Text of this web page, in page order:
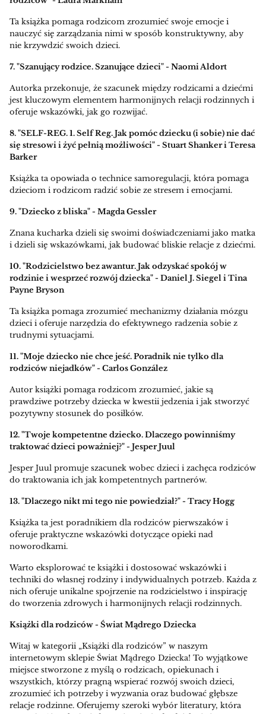
Ta książka pomaga rodzicom zrozumieć swoje emocje i
nauczyć się zarządzania nimi w sposób konstruktywny, aby
nie krzywdzić swoich dzieci.
7. "Szanujący rodzice. Szanujące dzieci" - Naomi Aldort
Autorka przekonuje, że szacunek między rodzicami a dziećmi
jest kluczowym elementem harmonijnych relacji rodzinnych i
oferuje wskazówki, jak go rozwijać.
8. "SELF-REG. 1. Self Reg. Jak pomóc dziecku (i sobie) nie dać
się stresowi i żyć pełnią możliwości" - Stuart Shanker i Teresa
Barker
Książka ta opowiada o technice samoregulacji, która pomaga
dzieciom i rodzicom radzić sobie ze stresem i emocjami.
9. "Dziecko z bliska" - Magda Gessler
Znana kucharka dzieli się swoimi doświadczeniami jako matka
i dzieli się wskazówkami, jak budować bliskie relacje z dziećmi.
10. "Rodzicielstwo bez awantur. Jak odzyskać spokój w
rodzinie i wesprzeć rozwój dziecka" - Daniel J. Siegel i Tina
Payne Bryson
Ta książka pomaga zrozumieć mechanizmy działania mózgu
dzieci i oferuje narzędzia do efektywnego radzenia sobie z
trudnymi sytuacjami.
11. "Moje dziecko nie chce jeść. Poradnik nie tylko dla
rodziców niejadków" - Carlos González
Autor książki pomaga rodzicom zrozumieć, jakie są
prawdziwe potrzeby dziecka w kwestii jedzenia i jak stworzyć
pozytywny stosunek do posiłków.
12. "Twoje kompetentne dziecko. Dlaczego powinniśmy
traktować dzieci poważniej?" - Jesper Juul
Jesper Juul promuje szacunek wobec dzieci i zachęca rodziców
do traktowania ich jak kompetentnych partnerów.
13. "Dlaczego nikt mi tego nie powiedział?" - Tracy Hogg
Książka ta jest poradnikiem dla rodziców pierwszaków i
oferuje praktyczne wskazówki dotyczące opieki nad
noworodkami.
Warto eksplorować te książki i dostosować wskazówki i
techniki do własnej rodziny i indywidualnych potrzeb. Każda z
nich oferuje unikalne spojrzenie na rodzicielstwo i inspirację
do tworzenia zdrowych i harmonijnych relacji rodzinnych.
Książki dla rodziców - Świat Mądrego Dziecka
Witaj w kategorii „Książki dla rodziców” w naszym
internetowym sklepie Świat Mądrego Dziecka! To wyjątkowe
miejsce stworzone z myślą o rodzicach, opiekunach i
wszystkich, którzy pragną wspierać rozwój swoich dzieci,
zrozumieć ich potrzeby i wyzwania oraz budować głębsze
relacje rodzinne. Oferujemy szeroki wybór literatury, która